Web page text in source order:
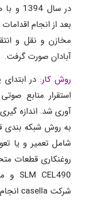
در
مخازن و نقل و
آبادان صورت گرفت.
روش کار: در
استقرار منابع
به روش شبکه بندی
شامل تعمیر و یا
روغنکاری قطعات
شرکت casella انجام شد .